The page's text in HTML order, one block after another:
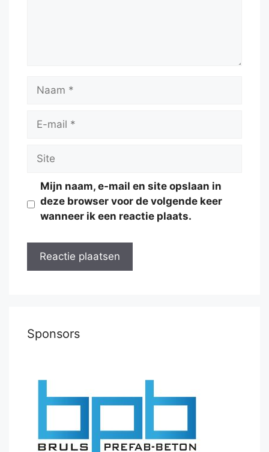
Naam
Site
Mijn naam, e-mail en site opslaan in
deze browser voor de volgende keer
wanneer ik een reactie plaats.
Sponsors